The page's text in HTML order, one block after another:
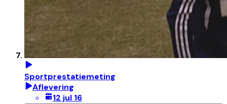
Sportprestatiemeting
Aflevering
12 jul 16